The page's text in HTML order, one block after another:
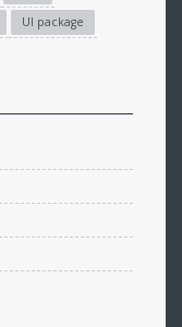
UI package